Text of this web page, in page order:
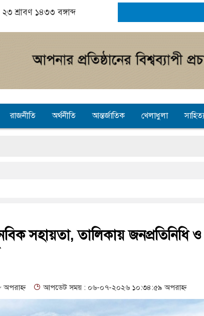
২৩ শ্রাবণ ১৪৩৩ বঙ্গাব্দ
রাজনীতি অর্থনীতি আন্তর্জাতিক খেলাধুলা
সহায়তা, তালিকায় জনপ্রতিনিধি ও
আপডেট সময় : ০৬-০৭-২০২৬ ১০:৩৪:৫৯ অপরাহ্ন